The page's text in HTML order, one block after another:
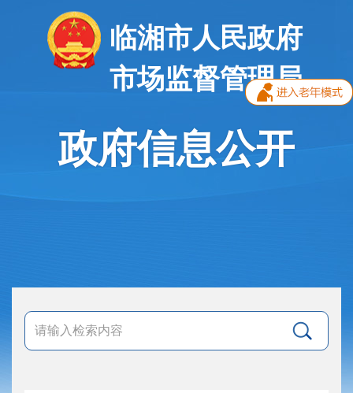
临湘市人民政府
市场监督管理局
政府信息公开